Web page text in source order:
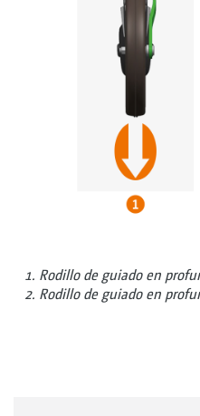
Rodillo de guiado en
Rodillo de guiado en